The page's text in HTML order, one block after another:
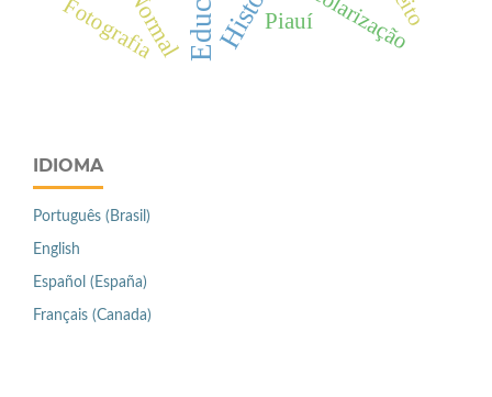
Piauí
Fotografia
IDIOMA
Português (Brasil)
English
Español (España)
Français (Canada)